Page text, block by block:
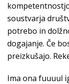
soustvarja
potrebo in
dogajanje. Če
preizkušajo.
Ima ona fuuuul